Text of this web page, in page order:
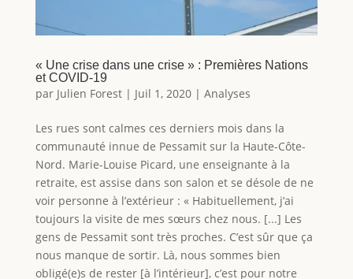
« Une crise dans une crise » : Premières Nations
et COVID-19
par Julien Forest| Juil 1, 2020| Analyses
Les rues sont calmes ces derniers mois dans la
communauté innue de Pessamit sur la Haute-Côte-
Nord. Marie-Louise Picard, une enseignante à la
retraite, est assise dans son salon et se désole de ne
voir personne à l’extérieur : « Habituellement, j’ai
toujours la visite de mes sœurs chez nous. [...] Les
gens de Pessamit sont très proches. C’est sûr que ça
nous manque de sortir. Là, nous sommes bien
obligé(e)s de rester [à l’intérieur], c’est pour notre